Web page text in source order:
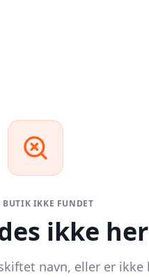
BUTIK IKKE FUNDET
ikke
navn, eller er